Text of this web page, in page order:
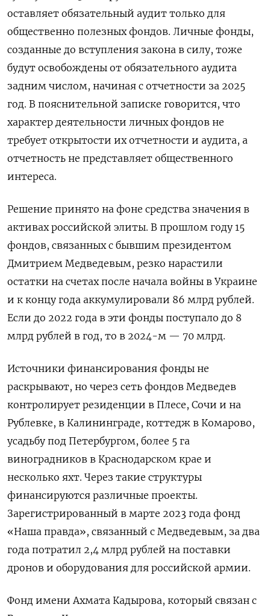
оставляет обязательный аудит только для
общественно полезных фондов. Личные фонды,
созданные до вступления закона в силу, тоже
будут освобождены от обязательного аудита
задним числом, начиная с отчетности за 2025
год. В пояснительной записке говорится, что
характер деятельности личных фондов не
требует открытости их отчетности и аудита, а
отчетность не представляет общественного
интереса.
Решение принято на фоне средства значения в
активах российской элиты. В прошлом году 15
фондов, связанных с бывшим президентом
Дмитрием Медведевым, резко нарастили
остатки на счетах после начала войны в Украине
и к концу года аккумулировали 86 млрд рублей.
Если до 2022 года в эти фонды поступало до 8
млрд рублей в год, то в 2024-м — 70 млрд.
Источники финансирования фонды не
раскрывают, но через сеть фондов Медведев
контролирует резиденции в Плесе, Сочи и на
Рублевке, в Калининграде, коттедж в Комарово,
усадьбу под Петербургом, более 5 га
виноградников в Краснодарском крае и
несколько яхт. Через такие структуры
финансируются различные проекты.
Зарегистрированный в марте 2023 года фонд
«Наша правда», связанный с Медведевым, за два
года потратил 2,4 млрд рублей на поставки
дронов и оборудования для российской армии.
Фонд имени Ахмата Кадырова, который связан с